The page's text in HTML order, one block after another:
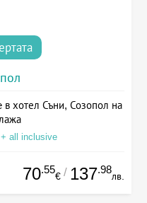
хотел Съни, Созопол на
all inclusive
70.55
€ / 137.98
лв.